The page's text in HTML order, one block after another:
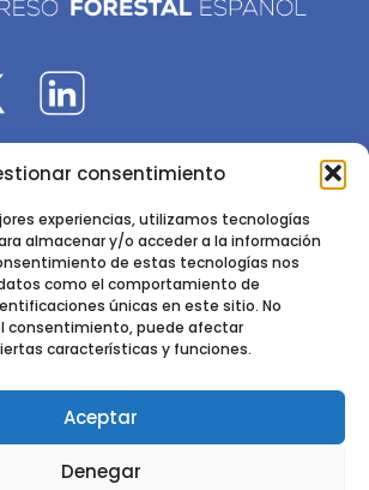
consentimiento
experiencias, utilizamos tecnologías
almacenar y/o acceder a la información
de estas tecnologías nos
como el comportamiento de
únicas en este sitio. No
consentimiento, puede afectar
características y funciones.
Aceptar
Denegar
actividad promovida por laSociedad
de Ciencias Forestales, INIA-CSIC
la Coruña km 7,5 - 28040 Madrid
DISEÑO Y DESARROLLO DEL SITIO WEB,